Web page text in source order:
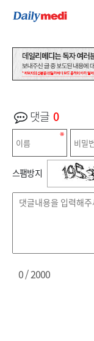
댓글 0
스팸방지
0/ 2000